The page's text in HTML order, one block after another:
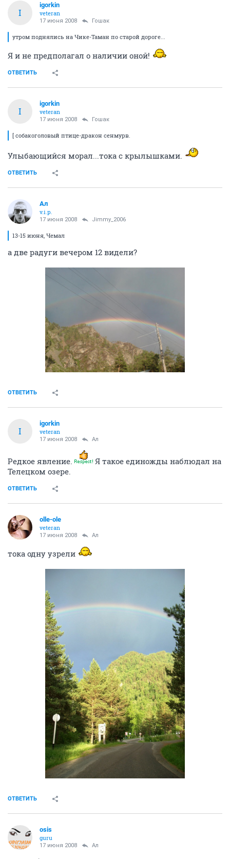
I
igorkin
veteran
17 июня 2008 Гошак
утром поднялись на Чике-Таман по старой дороге...
Я и не предполагал о наличии оной!
ОТВЕТИТЬ
I
igorkin
veteran
17 июня 2008 Гошак
[ собакоголовый птице-дракон сенмурв.
Улыбающийся морал...тока с крылышками.
ОТВЕТИТЬ
Ал
v.i.p.
17 июня 2008 Jimmy_2006
13-15 июня, Чемал
а две радуги вечером 12 видели?
ОТВЕТИТЬ
I
igorkin
veteran
17 июня 2008 Ал
Редкое явление.
Я такое единожды наблюдал на
Телецком озере.
ОТВЕТИТЬ
olle-ole
veteran
17 июня 2008 Ал
тока одну узрели
ОТВЕТИТЬ
osis
guru
17 июня 2008 Ал